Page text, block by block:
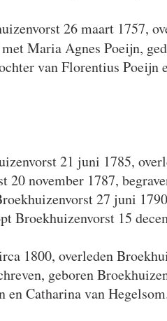
26 maart 1757,
Maria Agnes Poeijn,
van Florentius
21 juni 1785,
november 1787,
27 juni
Broekhuizenvorst 15
1800, overleden
geboren
en Catharina van